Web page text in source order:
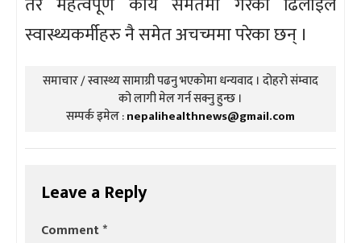
स्वास्थ्यकर्मीहरु नै समेत अचच्ममा परेका छन् ।
समाचार / स्वास्थ्य सामाग्री पढनु भएकोमा धन्यवाद । दोहरो संम्वाद
को लागी मेल गर्न सक्नु हुन्छ ।
सम्पर्क इमेल :nepalihealthnews@gmail.com
Leave a Reply
Comment*